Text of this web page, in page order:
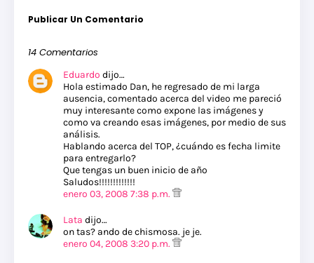
Publicar Un Comentario
14 Comentarios
Eduardo dijo…
Hola estimado Dan, he regresado de mi larga
ausencia, comentado acerca del video me pareció
muy interesante como expone las imágenes y
como va creando esas imágenes, por medio de sus
análisis.
Hablando acerca del TOP, ¿cuándo es fecha limite
para entregarlo?
Que tengas un buen inicio de año
Saludos!!!!!!!!!!!!!
enero 03, 2008 7:38 p.m.
Lata dijo…
on tas? ando de chismosa. je je.
enero 04, 2008 3:20 p.m.